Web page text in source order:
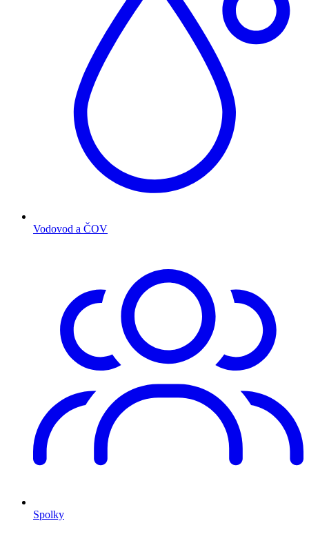
Vodovod a ČOV
Spolky